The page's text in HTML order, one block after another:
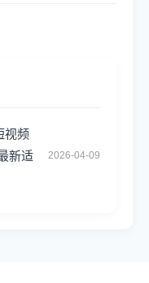
视频
新适
2026-04-09